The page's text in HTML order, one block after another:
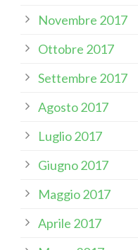
Novembre 2017
Ottobre 2017
Settembre 2017
Agosto 2017
Luglio 2017
Giugno 2017
Maggio 2017
Aprile 2017